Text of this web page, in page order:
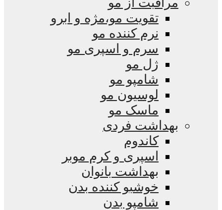
مراقبت از مو
تقویت مو،مژه و ابرو
نرم کننده مو
سرم و اسپری مو
ژل مو
شامپو مو
لوسیون مو
ماسک مو
بهداشت فردی
کاندوم
اسپری و کرم موبر
بهداشت بانوان
خوشبو کننده بدن
شامپو بدن